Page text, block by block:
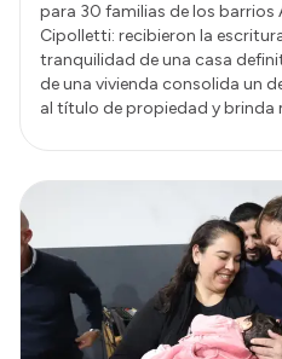
para 30 familias de los barrios
Cipolletti: recibieron la
tranquilidad de una casa
de una vivienda consolida un
al título de propiedad y brinda